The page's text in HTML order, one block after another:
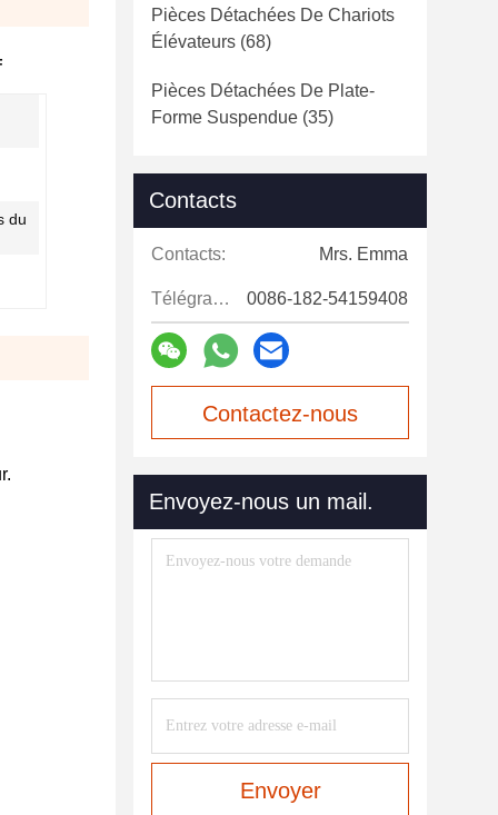
du
Pièces Détachées De Chariots
Élévateurs (68)
Pièces Détachées De Plate-
Forme Suspendue (35)
Contacts
Contacts: Mrs. Emma
Télégramme: 0086-182-54159408
Contactez-nous
Envoyez-nous un mail.
Envoyer